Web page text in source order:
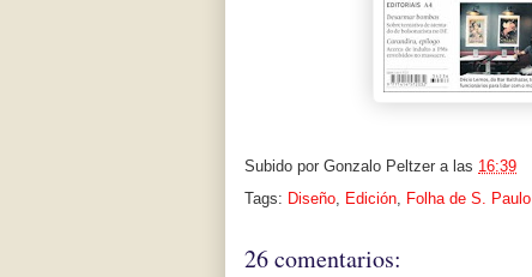
Subido por Gonzalo Peltzer a las 16:39
Tags: Diseño, Edición, Folha de S. Paulo
26 comentarios: